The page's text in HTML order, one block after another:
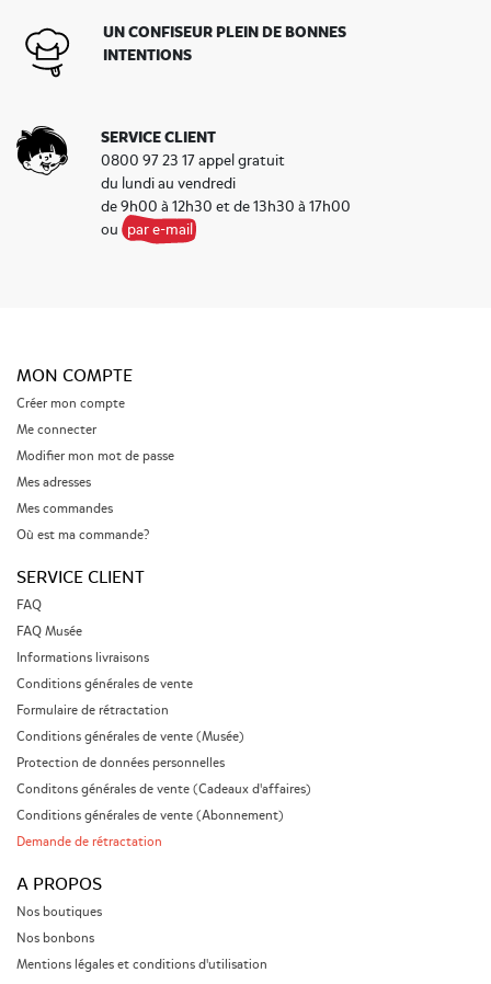
UN CONFISEUR PLEIN DE BONNES
INTENTIONS
SERVICE CLIENT
0800 97 23 17 appel gratuit
du lundi au vendredi
de 9h00 à 12h30 et de 13h30 à 17h00
ou par e-mail
MON COMPTE
Créer mon compte
Me connecter
Modifier mon mot de passe
Mes adresses
Mes commandes
Où est ma commande?
SERVICE CLIENT
FAQ
FAQ Musée
Informations livraisons
Conditions générales de vente
Formulaire de rétractation
Conditions générales de vente (Musée)
Protection de données personnelles
Conditons générales de vente (Cadeaux d'affaires)
Conditions générales de vente (Abonnement)
Demande de rétractation
A PROPOS
Nos boutiques
Nos bonbons
Mentions légales et conditions d'utilisation